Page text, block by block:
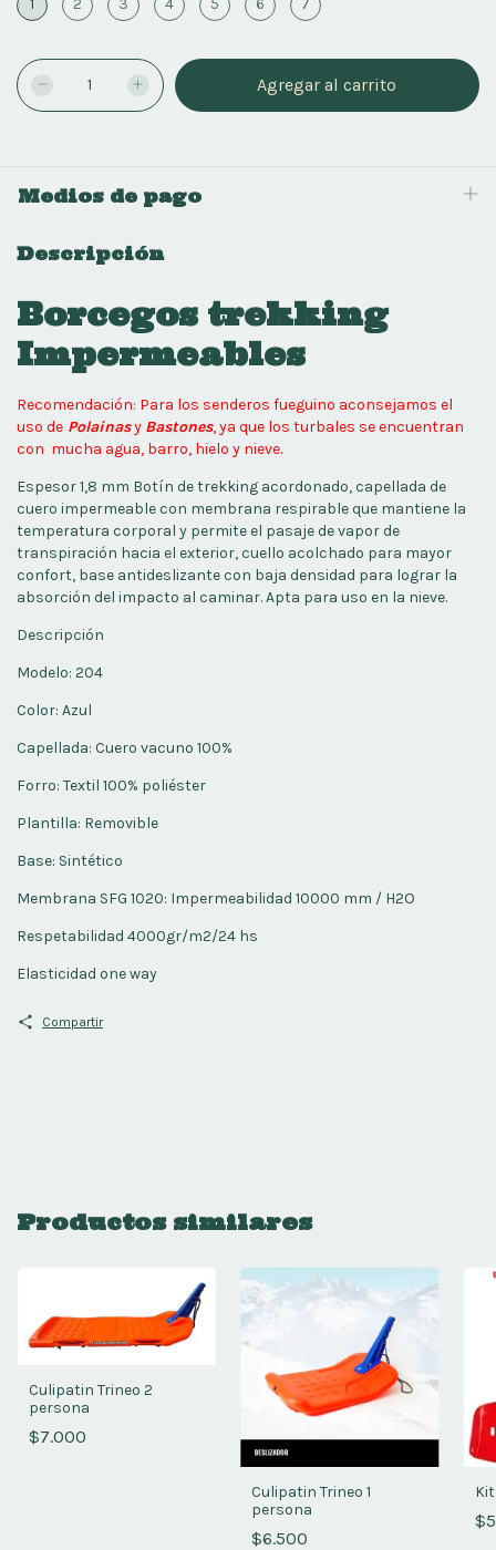
1 2 3 4 5 6 7
Medios de pago
Descripción
Borcegos trekking
Impermeables
Recomendación: Para los senderos fueguino aconsejamos el
uso de Polainasy Bastones, ya que los turbales se encuentran
con mucha agua, barro, hielo y nieve.
Espesor 1,8 mm Botín de trekking acordonado, capellada de
cuero impermeable con membrana respirable que mantiene la
temperatura corporal y permite el pasaje de vapor de
transpiración hacia el exterior, cuello acolchado para mayor
confort, base antideslizante con baja densidad para lograr la
absorción del impacto al caminar. Apta para uso en la nieve.
Descripción
Modelo: 204
Color: Azul
Capellada: Cuero vacuno 100%
Forro: Textil 100% poliéster
Plantilla: Removible
Base: Sintético
Membrana SFG 1020: Impermeabilidad 10000 mm / H2O
Respetabilidad 4000gr/m2/24 hs
Elasticidad one way
Compartir
Productos similares
Culipatin Trineo 2
persona
$7.000
Culipatin Trineo 1
persona
$6.500
Kit